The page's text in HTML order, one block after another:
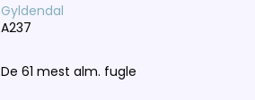
Gyldendal
A237
De 61 mest alm. fugle